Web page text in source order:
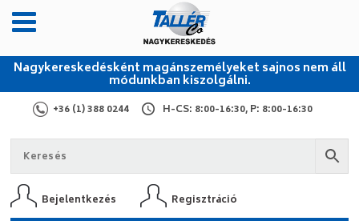
Nagykereskedésként magánszemélyeket sajnos nem áll
módunkban kiszolgálni.
+36 (1) 388 0244 H-CS: 8:00-16:30, P: 8:00-16:30
Bejelentkezés Regisztráció